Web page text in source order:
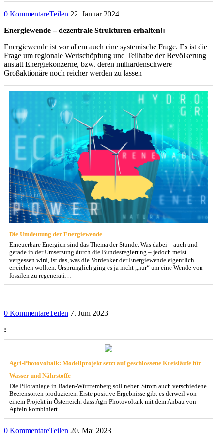
0 KommentareTeilen 22. Januar 2024
Energiewende – dezentrale Strukturen erhalten!:
Energiewende ist vor allem auch eine systemische Frage. Es ist die
Frage um regionale Wertschöpfung und Teilhabe der Bevölkerung
anstatt Energiekonzerne, bzw. deren milliardenschwere
Großaktionäre noch reicher werden zu lassen
Die Umdeutung der Energiewende
Erneuerbare Energien sind das Thema der Stunde. Was dabei – auch und
gerade in der Umsetzung durch die Bundesregierung – jedoch meist
vergessen wird, ist das, was die Vordenker der Energiewende eigentlich
erreichen wollten. Ursprünglich ging es ja nicht „nur“ um eine Wende von
fossilen zu regenerati…
0 KommentareTeilen 7. Juni 2023
:
Agri-Photovoltaik: Modellprojekt setzt auf geschlossene Kreisläufe für
Wasser und Nährstoffe
Die Pilotanlage in Baden-Württemberg soll neben Strom auch verschiedene
Beerensorten produzieren. Erste positive Ergebnisse gibt es derweil von
einem Projekt in Österreich, dass Agri-Photovoltaik mit dem Anbau von
Äpfeln kombiniert.
0 KommentareTeilen 20. Mai 2023